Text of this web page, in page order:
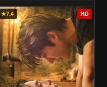
★7.4 HD